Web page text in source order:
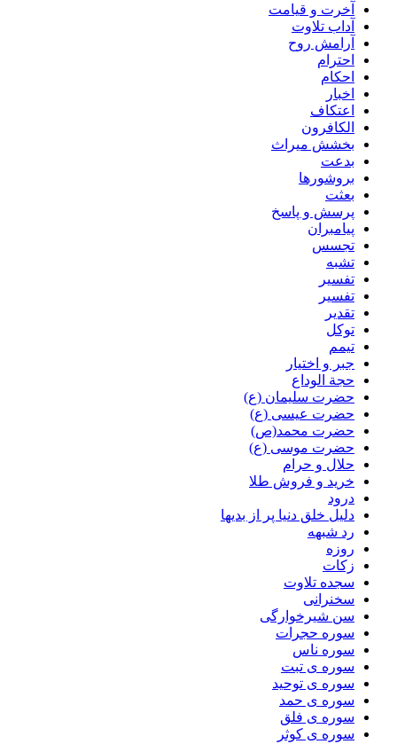
آخرت و قیامت
آداب تلاوت
آرامش روح
احترام
احکام
اخبار
اعتکاف
الکافرون
بخشش میراث
بدعت
بروشورها
بعثت
پرسش و پاسخ
پیامبران
تجسس
تشبه
تفسیر
تفسیر
تقدیر
توکل
تیمم
جبر و اختیار
حجة الوداع
حضرت سلیمان (ع)
حضرت عیسی (ع)
حضرت محمد(ص)
حضرت موسی (ع)
حلال و حرام
خرید و فروش طلا
درود
دلیل خلق دنیا پر از بدیها
رد شبهه
روزه
زکات
سجده تلاوت
سخنرانی
سن شیرخوارگی
سوره حجرات
سوره ناس
سوره ی تبت
سوره ی توحید
سوره ی حمد
سوره ی فلق
سوره ی کوثر